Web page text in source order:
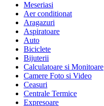
Meseriasi
Aer conditionat
Aragazuri
Aspiratoare
Auto
Biciclete
Bijuterii
Calculatoare si Monitoare
Camere Foto si Video
Ceasuri
Centrale Termice
Expresoare